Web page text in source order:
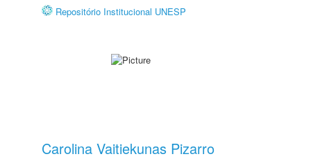
Repositório Institucional UNESP
Carolina Vaitiekunas Pizarro